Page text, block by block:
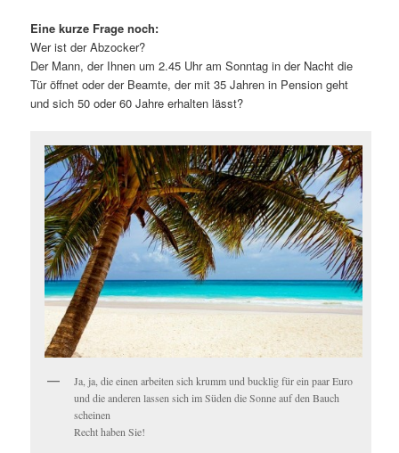
Eine kurze Frage noch:
Wer ist der Abzocker?
Der Mann, der Ihnen um 2.45 Uhr am Sonntag in der Nacht die
Tür öffnet oder der Beamte, der mit 35 Jahren in Pension geht
und sich 50 oder 60 Jahre erhalten lässt?
Ja, ja, die einen arbeiten sich krumm und bucklig für ein paar Euro
und die anderen lassen sich im Süden die Sonne auf den Bauch
scheinen
Recht haben Sie!